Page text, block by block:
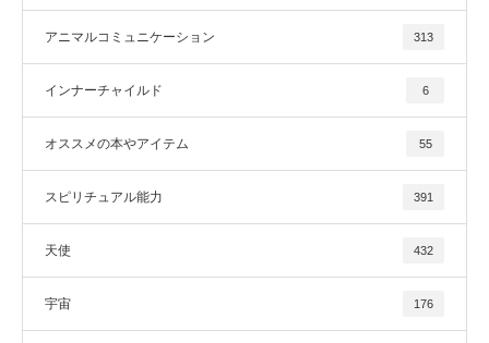
アニマルコミュニケーション 313
インナーチャイルド 6
オススメの本やアイテム 55
スピリチュアル能力 391
天使 432
宇宙 176